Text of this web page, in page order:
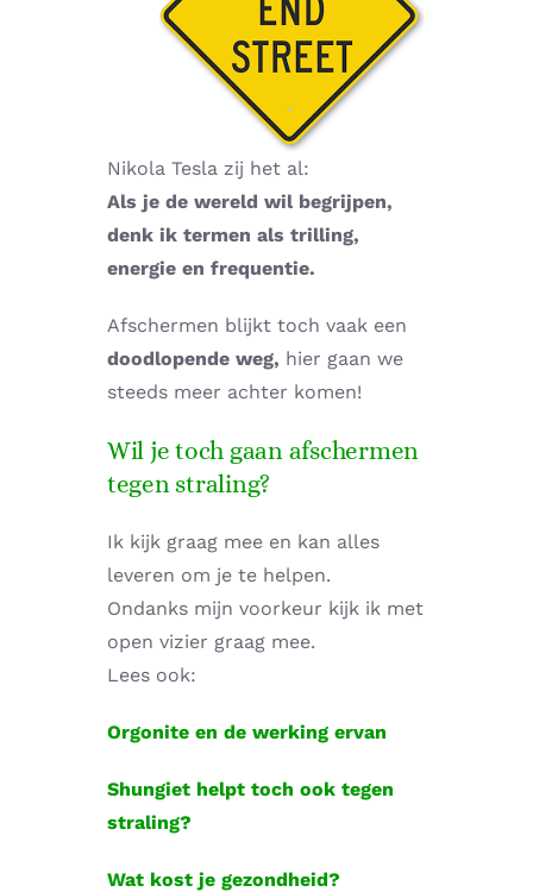
Nikola Tesla zij het al:
Als je de wereld wil begrijpen,
denk ik termen als trilling,
energie en frequentie.
Afschermen blijkt toch vaak een
doodlopende weg, hier gaan we
steeds meer achter komen!
Wil je toch gaan afschermen
tegen straling?
Ik kijk graag mee en kan alles
leveren om je te helpen.
Ondanks mijn voorkeur kijk ik met
open vizier graag mee.
Lees ook:
Orgonite en de werking ervan
Shungiet helpt toch ook tegen
straling?
Wat kost je gezondheid?